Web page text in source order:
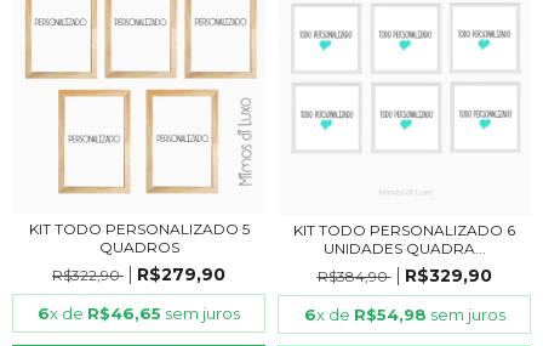
KIT TODO PERSONALIZADO 5
QUADROS
R$322,90
R$279,90
6x de R$46,65 sem juros
KIT TODO PERSONALIZADO 6
UNIDADES QUADRA...
R$384,90
R$329,90
6x de R$54,98 sem juros